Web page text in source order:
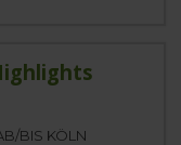
BIS KÖLN